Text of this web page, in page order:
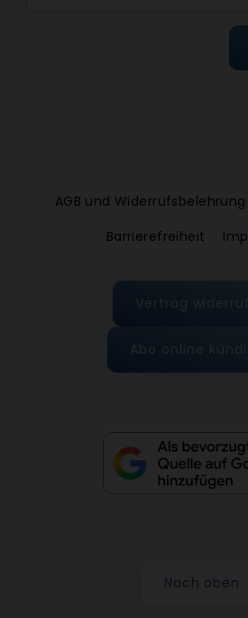
AGB und Widerrufsbelehrung
Barrierefreiheit
Vertrag
Abo online
Nach oben